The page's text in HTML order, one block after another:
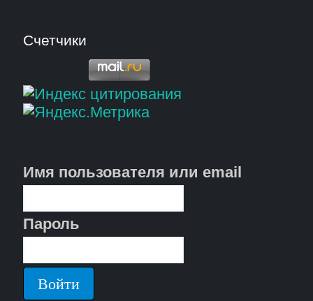
Счетчики
Имя пользователя или email
Пароль